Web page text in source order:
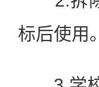
标后使用。